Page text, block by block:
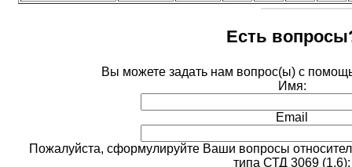
Есть
Вы можете задать нам вопрос(ы) с
Имя:
Email
Пожалуйста, сформулируйте Ваши вопросы
типа СТД 3069 (1,6):